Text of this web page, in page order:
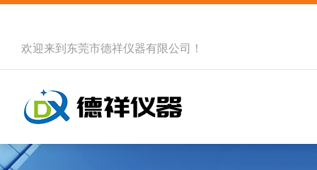
欢迎来到 东莞市德祥仪器有限公司 ！